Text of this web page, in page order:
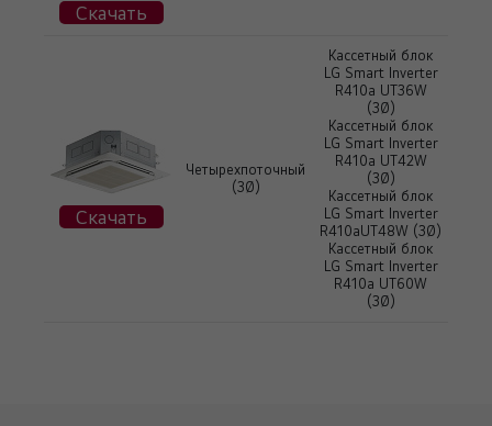
Скачать
Скачать
Четырехпоточный
(3Ø)
Кассетный блок
LG Smart Inverter
R410a UT36W
(3Ø)
Кассетный блок
LG Smart Inverter
R410a UT42W
(3Ø)
Кассетный блок
LG Smart Inverter
R410aUT48W (3Ø)
Кассетный блок
LG Smart Inverter
R410a UT60W
(3Ø)